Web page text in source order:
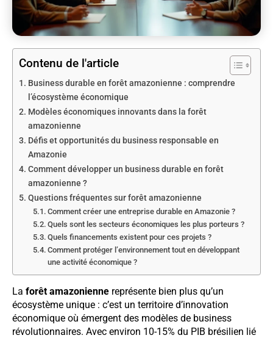
Contenu de l'article
Business durable en forêt amazonienne : comprendre
l’écosystème économique
Modèles économiques innovants dans la forêt
amazonienne
Défis et opportunités du business responsable en
Amazonie
Comment développer un business durable en forêt
amazonienne ?
Questions fréquentes sur forêt amazonienne
Comment créer une entreprise durable en Amazonie ?
Quels sont les secteurs économiques les plus porteurs ?
Quels financements existent pour ces projets ?
Comment protéger l’environnement tout en développant
une activité économique ?
La forêt amazonienne représente bien plus qu’un
écosystème unique : c’est un territoire d’innovation
économique où émergent des modèles de business
révolutionnaires. Avec environ 10-15% du PIB brésilien lié